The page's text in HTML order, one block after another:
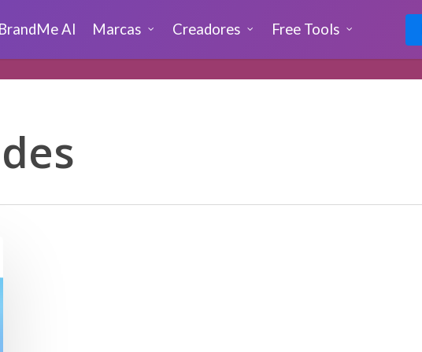
BrandMe AI Marcas Creadores Free Tools